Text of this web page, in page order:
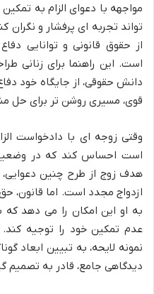
مواجهه با دعوای الزام به
تواند تجربه ای پرفشار و نگران
از حقوق قانونی و توانایی
است. این راهنما برای زنانی
دانش حقوقی، از جایگاه خود
قوی، مسیری روشن تر برای حل
وقتی زوجه ای با دادخواست
است احساس کند که در وضعیت
هدف زوج از طرح چنین
ازدواج مجدد است. اما قانون،
به او این امکان را می دهد که
عدم تمکین خود را توجیه کند.
نمونه لایحه، به تبیین ابعاد
دیدگاهی جامع، قادر به تصمیم